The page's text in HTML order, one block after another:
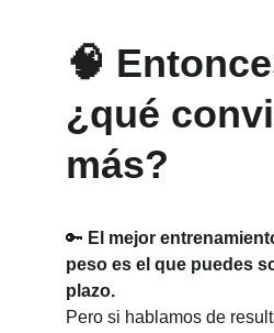
🧠
¿qué
más?
🔑 El mejor
peso es el que puedes
plazo.
Pero si hablamos de